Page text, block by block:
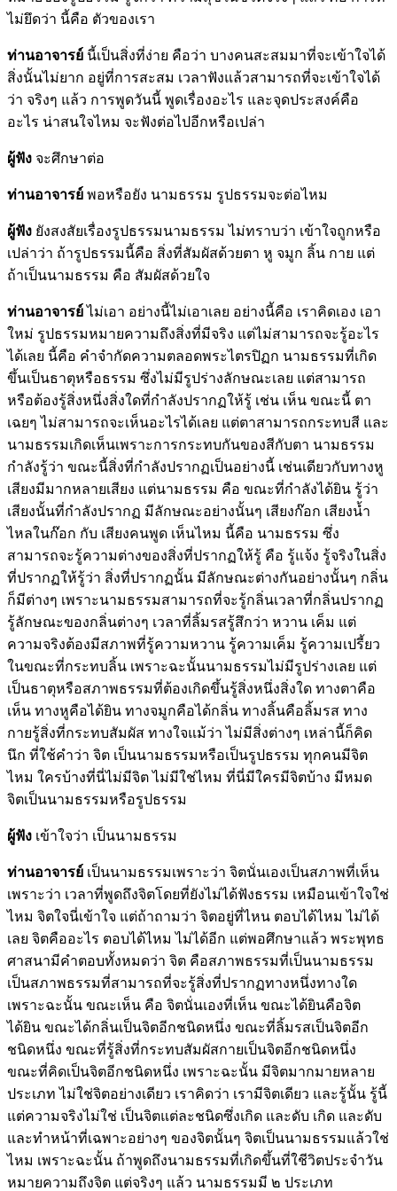
ไม่ยึดว่า นี้คือ ตัวของเรา
ท่านอาจารย์ นี้เป็นสิ่งที่ง่าย คือว่า บางคนสะสมมาที่จะเข้าใจได้
สิ่งนั้นไม่ยาก อยู่ที่การสะสม เวลาฟังแล้วสามารถที่จะเข้าใจได้
ว่า จริงๆ แล้ว การพูดวันนี้ พูดเรื่องอะไร และจุดประสงค์คือ
อะไร น่าสนใจไหม จะฟังต่อไปอีกหรือเปล่า
ผู้ฟัง จะศึกษาต่อ
ท่านอาจารย์ พอหรือยัง นามธรรม รูปธรรมจะต่อไหม
ผู้ฟัง ยังสงสัยเรื่องรูปธรรมนามธรรม ไม่ทราบว่า เข้าใจถูกหรือ
เปล่าว่า ถ้ารูปธรรมนี้คือ สิ่งที่สัมผัสด้วยตา หู จมูก ลิ้น กาย แต่
ถ้าเป็นนามธรรม คือ สัมผัสด้วยใจ
ท่านอาจารย์ไม่เอา อย่างนี้ไม่เอาเลย อย่างนี้คือ เราคิดเอง เอา
ใหม่ รูปธรรมหมายความถึงสิ่งที่มีจริง แต่ไม่สามารถจะรู้อะไร
ได้เลย นี้คือ คำจำกัดความตลอดพระไตรปิฏก นามธรรมที่เกิด
ขึ้นเป็นธาตุหรือธรรม ซึ่งไม่มีรูปร่างลักษณะเลย แต่สามารถ
หรือต้องรู้สิ่งหนึ่งสิ่งใดที่กำลังปรากฏให้รู้ เช่น เห็น ขณะนี้ ตา
เฉยๆ ไม่สามารถจะเห็นอะไรได้เลย แต่ตาสามารถกระทบสี และ
นามธรรมเกิดเห็นเพราะการกระทบกันของสีกับตา นามธรรม
กำลังรู้ว่า ขณะนี้สิ่งที่กำลังปรากฏเป็นอย่างนี้ เช่นเดียวกับทางหู
เสียงมีมากหลายเสียง แต่นามธรรม คือ ขณะที่กำลังได้ยิน รู้ว่า
เสียงนั้นที่กำลังปรากฏ มีลักษณะอย่างนั้นๆ เสียงก๊อก เสียงน้ำ
ไหลในก๊อก กับ เสียงคนพูด เห็นไหม นี้คือ นามธรรม ซึ่ง
สามารถจะรู้ความต่างของสิ่งที่ปรากฏให้รู้ คือ รู้แจ้ง รู้จริงในสิ่ง
ที่ปรากฏให้รู้ว่า สิ่งที่ปรากฏนั้น มีลักษณะต่างกันอย่างนั้นๆ กลิ่น
ก็มีต่างๆ เพราะนามธรรมสามารถที่จะรู้กลิ่นเวลาที่กลิ่นปรากฏ
รู้ลักษณะของกลิ่นต่างๆ เวลาที่ลิ้มรสรู้สึกว่า หวาน เค็ม แต่
ความจริงต้องมีสภาพที่รู้ความหวาน รู้ความเค็ม รู้ความเปรี้ยว
ในขณะที่กระทบลิ้น เพราะฉะนั้นนามธรรมไม่มีรูปร่างเลย แต่
เป็นธาตุหรือสภาพธรรมที่ต้องเกิดขึ้นรู้สิ่งหนึ่งสิ่งใด ทางตาคือ
เห็น ทางหูคือได้ยิน ทางจมูกคือได้กลิ่น ทางลิ้นคือลิ้มรส ทาง
กายรู้สิ่งที่กระทบสัมผัส ทางใจแม้ว่า ไม่มีสิ่งต่างๆ เหล่านี้ก็คิด
นึก ที่ใช้คำว่า จิต เป็นนามธรรมหรือเป็นรูปธรรม ทุกคนมีจิต
ไหม ใครบ้างที่นี่ไม่มีจิต ไม่มีใช่ไหม ที่นี่มีใครมีจิตบ้าง มีหมด
จิตเป็นนามธรรมหรือรูปธรรม
ผู้ฟัง เข้าใจว่า เป็นนามธรรม
ท่านอาจารย์ เป็นนามธรรมเพราะว่า จิตนั่นเองเป็นสภาพที่เห็น
เพราะว่า เวลาที่พูดถึงจิตโดยที่ยังไม่ได้ฟังธรรม เหมือนเข้าใจใช่
ไหม จิตใจนี่เข้าใจ แต่ถ้าถามว่า จิตอยู่ที่ไหน ตอบได้ไหม ไม่ได้
เลย จิตคืออะไร ตอบได้ไหม ไม่ได้อีก แต่พอศึกษาแล้ว พระพุทธ
ศาสนามีคำตอบทั้งหมดว่า จิต คือสภาพธรรมที่เป็นนามธรรม
เป็นสภาพธรรมที่สามารถที่จะรู้สิ่งที่ปรากฏทางหนึ่งทางใด
เพราะฉะนั้น ขณะเห็น คือ จิตนั่นเองที่เห็น ขณะได้ยินคือจิต
ได้ยิน ขณะได้กลิ่นเป็นจิตอีกชนิดหนึ่ง ขณะที่ลิ้มรสเป็นจิตอีก
ชนิดหนึ่ง ขณะที่รู้สิ่งที่กระทบสัมผัสกายเป็นจิตอีกชนิดหนึ่ง
ขณะที่คิดเป็นจิตอีกชนิดหนึ่ง เพราะฉะนั้น มีจิตมากมายหลาย
ประเภท ไม่ใช่จิตอย่างเดียว เราคิดว่า เรามีจิตเดียว และรู้นั้น รู้นี้
แต่ความจริงไม่ใช่ เป็นจิตแต่ละชนิดซึ่งเกิด และดับ เกิด และดับ
และทำหน้าที่เฉพาะอย่างๆ ของจิตนั้นๆ จิตเป็นนามธรรมแล้วใช่
ไหม เพราะฉะนั้น ถ้าพูดถึงนามธรรมที่เกิดขึ้นที่ใชีวิตประจำวัน
หมายความถึงจิต แต่จริงๆ แล้ว นามธรรมมี ๒ ประเภท